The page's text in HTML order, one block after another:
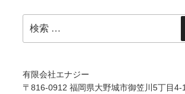
索:
有限会社エナジー
〒816-0912 福岡県大野城市御笠川5丁目4-